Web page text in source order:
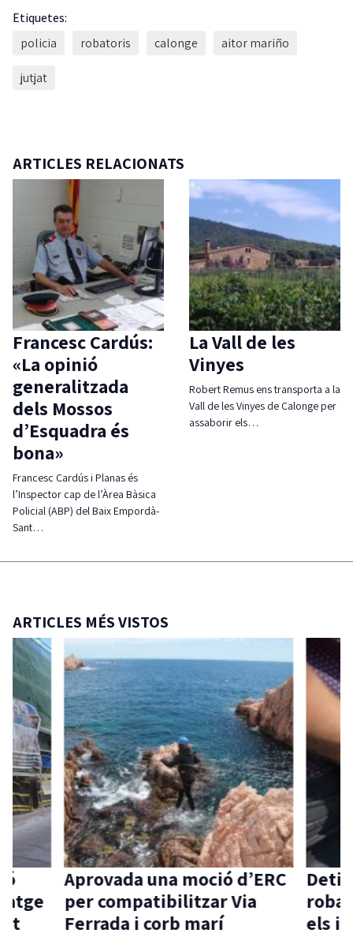
Etiquetes:
policia
robatoris calonge aitor mariño
jutjat
ARTICLES RELACIONATS
Francesc Cardús:
«La opinió
generalitzada
dels Mossos
d’Esquadra és
bona»
Francesc Cardús i Planas és
l’Inspector cap de l’Àrea Bàsica
Policial (ABP) del Baix Empordà-
Sant…
La Vall de les
Vinyes
Robert Remus ens transporta a la
Vall de les Vinyes de Calonge per
assaborir els…
ARTICLES MÉS VISTOS
els
Aprovada una moció d’ERC
per compatibilitzar Via
Ferrada i corb marí